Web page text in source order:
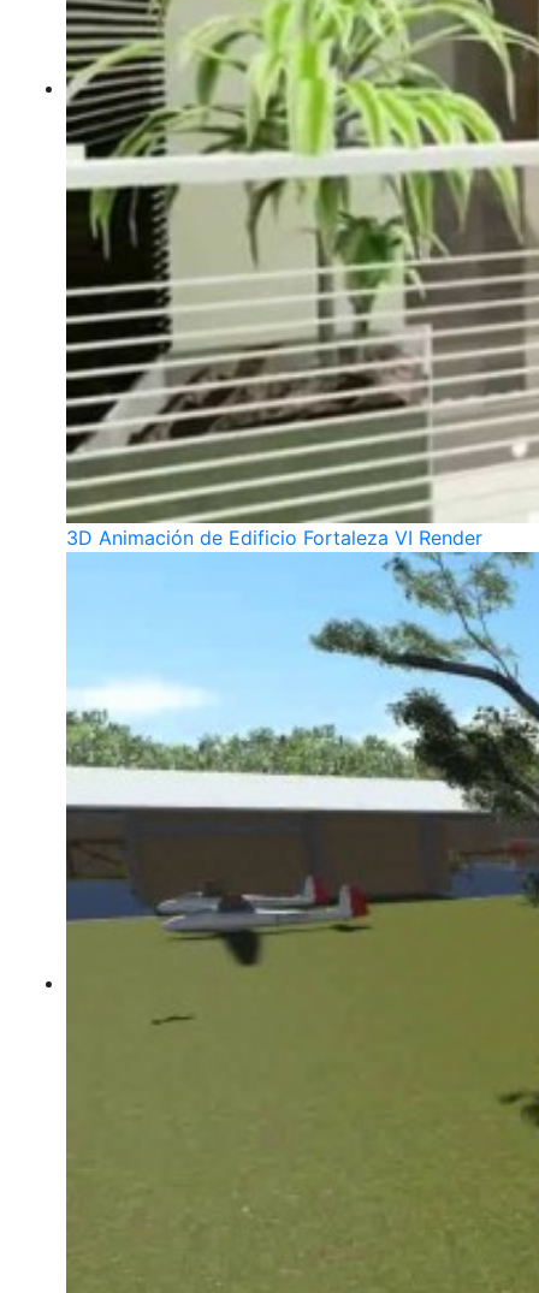
3D Animación de Edificio Fortaleza VI Render